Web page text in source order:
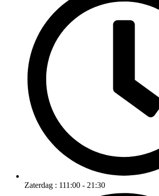
Zaterdag : 111:00 - 21:30